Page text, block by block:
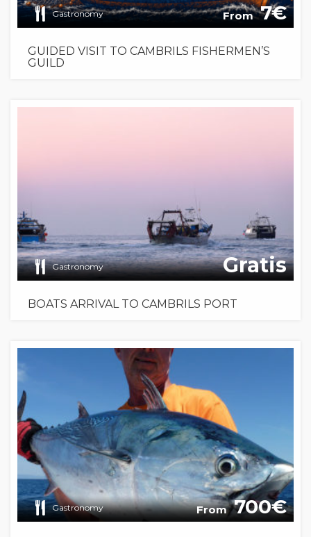
Gastronomy From 7
GUIDED VISIT TO CAMBRILS FISHERMEN’S
GUILD
Gastronomy Gratis
BOATS ARRIVAL TO CAMBRILS PORT
Gastronomy From 700